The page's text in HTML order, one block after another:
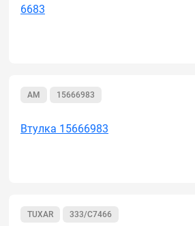
6683
AM 15666983
Втулка 15666983
TUXAR 333/C7466